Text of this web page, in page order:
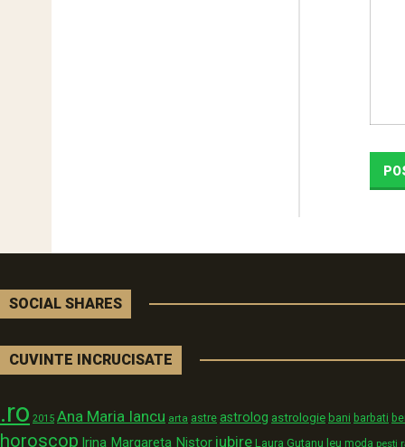
SOCIAL SHARES
CUVINTE INCRUCISATE
.ro 2015 Ana Maria Iancu arta astre astrolog astrologie bani barbati
horoscop Irina Margareta Nistor iubire Laura Gutanu leu moda pesti